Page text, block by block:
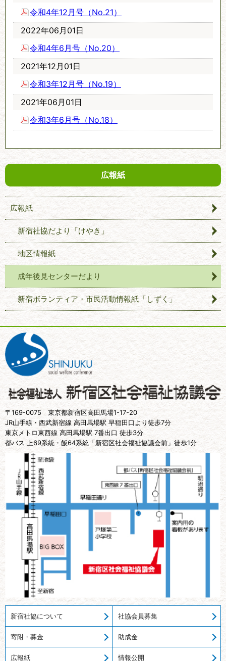
令和4年12月号（No.21）
2022年06月01日
令和4年6月号（No.20）
2021年12月01日
令和3年12月号（No.19）
2021年06月01日
令和3年6月号（No.18）
広報紙
広報紙
新宿社協だより「けやき」
地区情報紙
成年後見センターだより
新宿ボランティア・市民活動情報紙「しずく」
〒169-0075 東京都新宿区高田馬場1-17-20
JR山手線・西武新宿線 高田馬場駅 早稲田口より徒歩7分
東京メトロ東西線 高田馬場駅 7番出口 徒歩3分
都バス 上69系統・飯64系統「新宿区社会福祉協議会前」徒歩1分
新宿社協について 社協会員募集
寄附・募金 助成金
広報紙 情報公開